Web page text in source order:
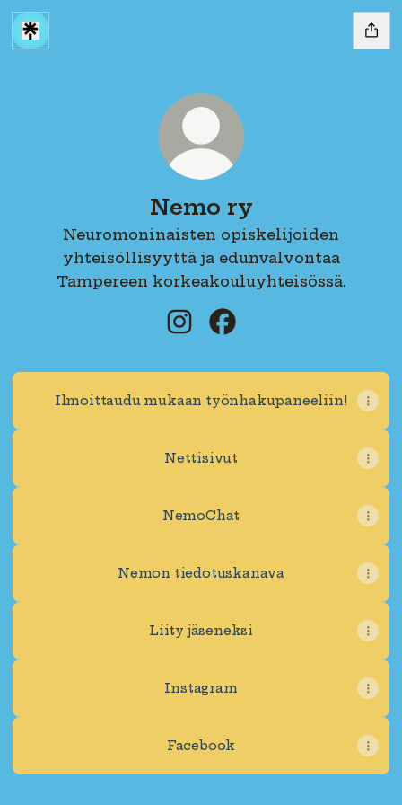
Nemo ry
Neuromoninaisten opiskelijoiden
yhteisöllisyyttä ja edunvalvontaa
Tampereen korkeakouluyhteisössä.
Ilmoittaudu mukaan työnhakupaneeliin!
Nettisivut
NemoChat
Nemon tiedotuskanava
Liity jäseneksi
Instagram
Facebook